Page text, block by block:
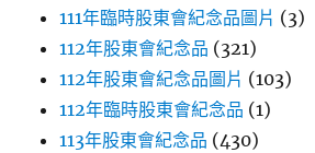
111年臨時股東會紀念品圖片 (3)
112年股東會紀念品 (321)
112年股東會紀念品圖片 (103)
112年臨時股東會紀念品 (1)
113年股東會紀念品 (430)